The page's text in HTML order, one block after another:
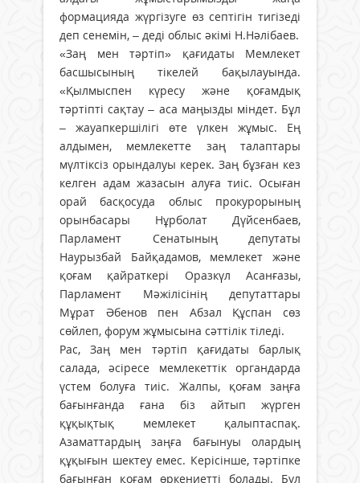
формацияда жүргізуге өз септігін тигізеді
деп сенемін, – деді облыс әкімі Н.Нәлібаев.
«Заң мен тәртіп» қағидаты Мемлекет
басшысының тікелей бақылауында.
«Қылмыспен күресу және қоғамдық
тәртіпті сақтау – аса маңызды міндет. Бұл
– жауапкершілігі өте үлкен жұмыс. Ең
алдымен, мемлекетте заң талаптары
мүлтіксіз орындалуы керек. Заң бұзған кез
келген адам жазасын алуға тиіс. Осыған
орай басқосуда облыс прокурорының
орынбасары Нұрболат Дүйсенбаев,
Парламент Сенатының депутаты
Наурызбай Байқадамов, мемлекет және
қоғам қайраткері Оразкүл Асанғазы,
Парламент Мәжілісінің депутаттары
Мұрат Әбенов пен Абзал Құспан сөз
сөйлеп, форум жұмысына сәттілік тіледі.
Рас, Заң мен тәртіп қағидаты барлық
салада, әсіресе мемлекеттік органдарда
үстем болуға тиіс. Жалпы, қоғам заңға
бағынғанда ғана біз айтып жүрген
құқықтық мемлекет қалыптаспақ.
Азаматтардың заңға бағынуы олардың
құқығын шектеу емес. Керісінше, тәртіпке
бағынған қоғам өркениетті болады. Бұл